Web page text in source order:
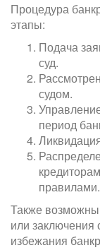
Процедура
этапы:
Подача
суд.
судом.
период
правилами.
Также возможны
или заключения
избежания